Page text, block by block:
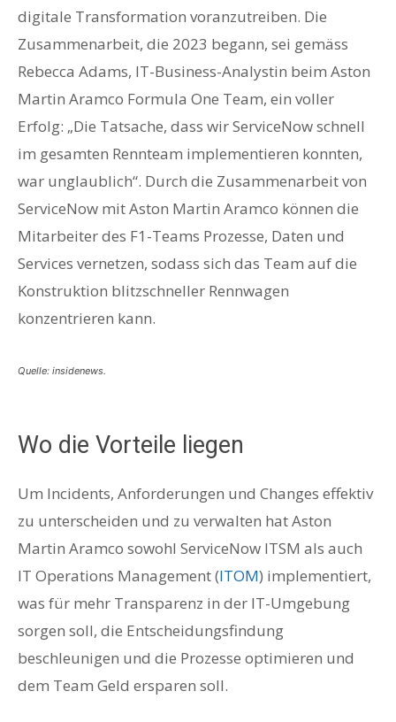
digitale Transformation voranzutreiben. Die
Zusammenarbeit, die 2023 begann, sei gemäss
Rebecca Adams, IT-Business-Analystin beim Aston
Martin Aramco Formula One Team, ein voller
Erfolg: „Die Tatsache, dass wir ServiceNow schnell
im gesamten Rennteam implementieren konnten,
war unglaublich“. Durch die Zusammenarbeit von
ServiceNow mit Aston Martin Aramco können die
Mitarbeiter des F1-Teams Prozesse, Daten und
Services vernetzen, sodass sich das Team auf die
Konstruktion blitzschneller Rennwagen
konzentrieren kann.
Quelle: insidenews.
Wo die Vorteile liegen
Um Incidents, Anforderungen und Changes effektiv
zu unterscheiden und zu verwalten hat Aston
Martin Aramco sowohl ServiceNow ITSM als auch
IT Operations Management (ITOM) implementiert,
was für mehr Transparenz in der IT-Umgebung
sorgen soll, die Entscheidungsfindung
beschleunigen und die Prozesse optimieren und
dem Team Geld ersparen soll.